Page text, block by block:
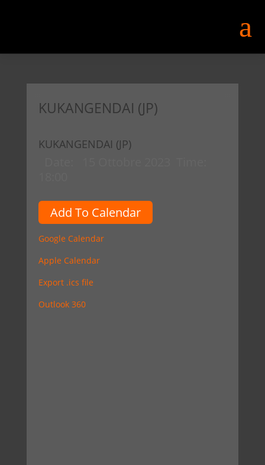
a
KUKANGENDAI (JP)
KUKANGENDAI (JP)
Add To Calendar
Google Calendar
Apple Calendar
Export .ics file
Outlook 360